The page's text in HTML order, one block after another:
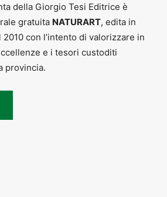
della Giorgio Tesi Editrice è
gratuita NATURART, edita in
con l’intento di valorizzare in
e i tesori custoditi
provincia.